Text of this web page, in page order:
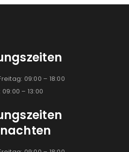
09:00 – 18:00
– 13:00